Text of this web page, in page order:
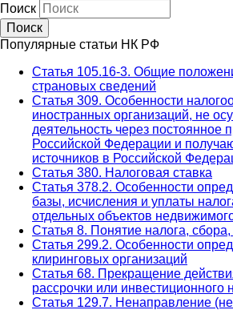
Поиск
Популярные статьи НК РФ
Статья 105.16-3. Общие
страновых сведений
Статья 309. Особенности
иностранных организаций, не
деятельность через постоянное
Российской Федерации и
источников в Российской
Статья 380. Налоговая ставка
Статья 378.2. Особенности
базы, исчисления и уплаты
отдельных объектов
Статья 8. Понятие налога,
Статья 299.2. Особенности
клиринговых организаций
Статья 68. Прекращение
рассрочки или инвестиционного
Статья 129.7. Ненаправление